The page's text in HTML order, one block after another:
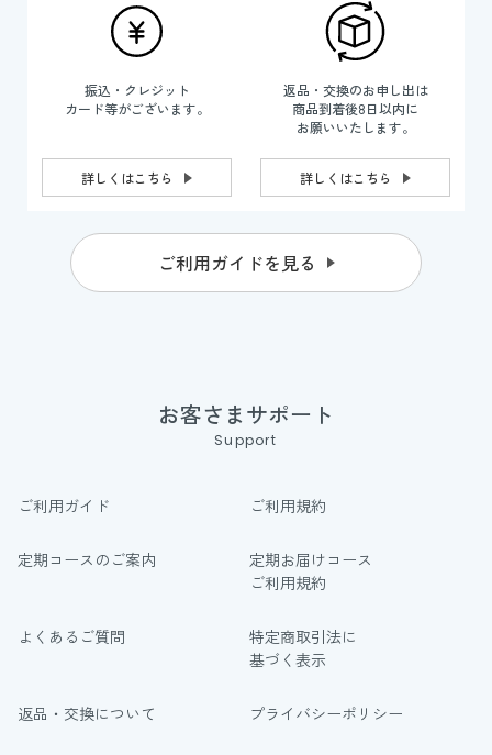
振込・クレジット
カード等がございます。
詳しくはこちら
返品・交換のお申し出は
商品到着後8日以内に
お願いいたします。
詳しくはこちら
ご利用ガイドを見る
お客さまサポート
Support
ご利用ガイド ご利用規約
定期コースのご案内
定期お届けコース
ご利用規約
よくあるご質問
特定商取引法に
基づく表示
返品・交換について プライバシーポリシー